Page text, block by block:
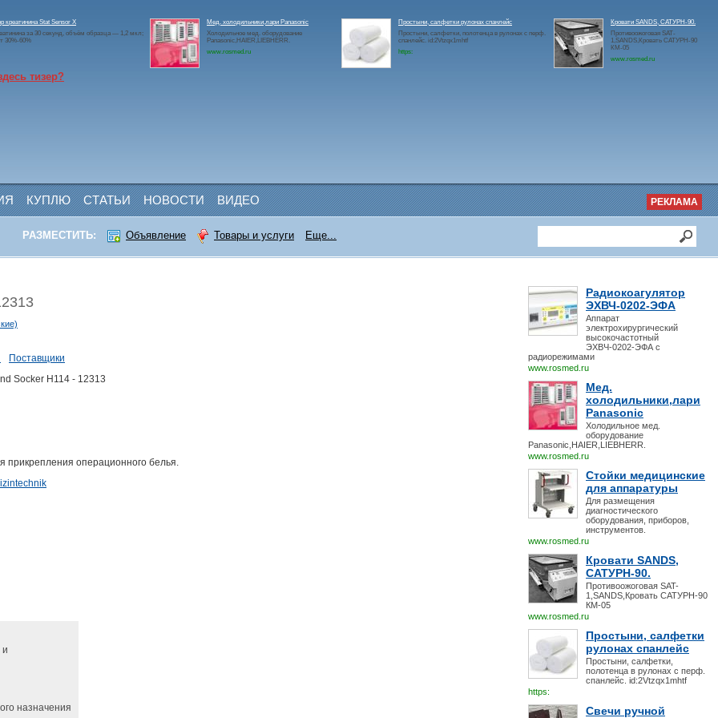
креатинина Stat Sensor X
за 30 секунд, объём образца — 1,2 мкл;
30%-60%
Мед. холодильники,лари Panasonic
Холодильное мед. оборудование
Panasonic,HAIER,LIEBHERR.
www.rosmed.ru
Простыни, салфетки рулонах спанлейс
Простыни, салфетки, полотенца в рулонах с перф.
спанлейс. id:2Vtzqx1mhtf
https:
Кровати SANDS, САТУРН-90.
Противоожоговая SAT-
1,SANDS,Кровать САТУРН-90
КМ-05
www.rosmed.ru
тизер?
КУПЛЮ СТАТЬИ НОВОСТИ ВИДЕО РЕКЛАМА
РАЗМЕСТИТЬ: Объявление Товары и услуги Еще...
Радиокоагулятор
ЭХВЧ-0202-ЭФА
Аппарат
электрохирургический
высокочастотный
ЭХВЧ-0202-ЭФА с
радиорежимами
www.rosmed.ru
Мед.
холодильники,лари
Panasonic
Холодильное мед.
оборудование
Panasonic,HAIER,LIEBHERR.
www.rosmed.ru
Стойки медицинские
для аппаратуры
Для размещения
диагностического
оборудования, приборов,
инструментов.
www.rosmed.ru
Кровати SANDS,
САТУРН-90.
Противоожоговая SAT-
1,SANDS,Кровать САТУРН-90
КМ-05
www.rosmed.ru
Простыни, салфетки
рулонах спанлейс
Простыни, салфетки,
полотенца в рулонах с перф.
спанлейс. id:2Vtzqx1mhtf
https:
Свечи ручной
Поставщики
Socker H114 - 12313
прикрепления операционного белья.
и
назначения